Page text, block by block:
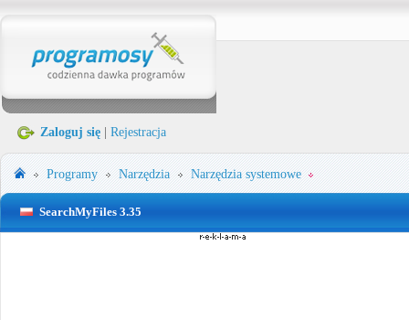
Zaloguj się Rejestracja
Programy Narzędzia Narzędzia systemowe
SearchMyFiles 3.35